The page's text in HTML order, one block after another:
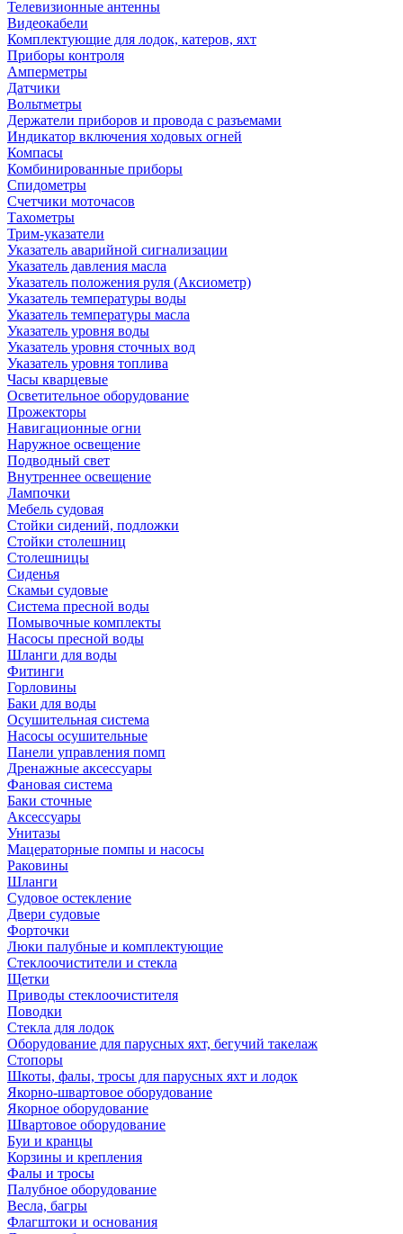
Телевизионные антенны
Видеокабели
Комплектующие для лодок, катеров, яхт
Приборы контроля
Амперметры
Датчики
Вольтметры
Держатели приборов и провода с разъемами
Индикатор включения ходовых огней
Компасы
Комбинированные приборы
Спидометры
Счетчики моточасов
Тахометры
Трим-указатели
Указатель аварийной сигнализации
Указатель давления масла
Указатель положения руля (Аксиометр)
Указатель температуры воды
Указатель температуры масла
Указатель уровня воды
Указатель уровня сточных вод
Указатель уровня топлива
Часы кварцевые
Осветительное оборудование
Прожекторы
Навигационные огни
Наружное освещение
Подводный свет
Внутреннее освещение
Лампочки
Мебель судовая
Стойки сидений, подложки
Стойки столешниц
Столешницы
Сиденья
Скамьи судовые
Система пресной воды
Помывочные комплекты
Насосы пресной воды
Шланги для воды
Фитинги
Горловины
Баки для воды
Осушительная система
Насосы осушительные
Панели управления помп
Дренажные аксессуары
Фановая система
Баки сточные
Аксессуары
Унитазы
Мацераторные помпы и насосы
Раковины
Шланги
Судовое остекление
Двери судовые
Форточки
Люки палубные и комплектующие
Стеклоочистители и стекла
Щетки
Приводы стеклоочистителя
Поводки
Стекла для лодок
Оборудование для парусных яхт, бегучий такелаж
Стопоры
Шкоты, фалы, тросы для парусных яхт и лодок
Якорно-швартовое оборудование
Якорное оборудование
Швартовое оборудование
Буи и кранцы
Корзины и крепления
Фалы и тросы
Палубное оборудование
Весла, багры
Флагштоки и основания